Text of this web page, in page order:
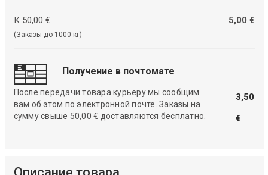
К 50,00 €
(Заказы до 1000 кг)
5,00 €
Получение в почтомате
После передачи товара курьеру мы сообщим
вам об этом по электронной почте. Заказы на
сумму свыше 50,00 € доставляются бесплатно.
3,50
€